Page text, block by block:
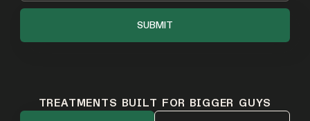
TREATMENTS BUILT FOR BIGGER GUYS